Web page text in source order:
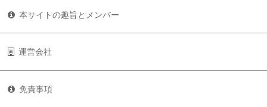
本サイトの趣旨とメンバー
運営会社
免責事項